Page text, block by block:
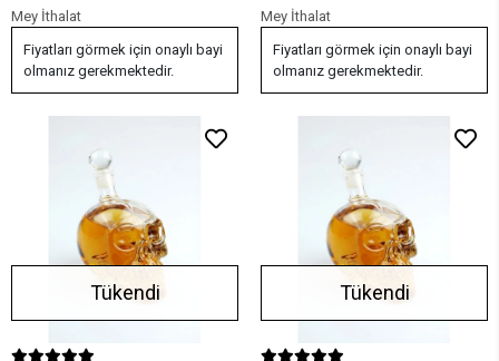
3.6 Litre Bambu Standlı Meyve
Suyu Kovası
Mey İthalat
Fiyatları görmek için onaylı bayi
olmanız gerekmektedir.
Bambu Standlı Meyve Suyu
Kovası
Mey İthalat
Fiyatları görmek için onaylı bayi
olmanız gerekmektedir.
Tükendi Tükendi